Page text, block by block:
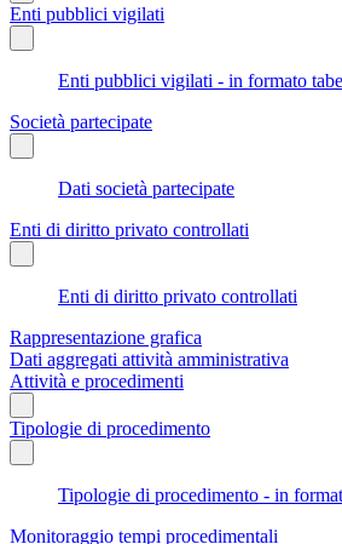
Enti pubblici vigilati
Enti pubblici vigilati - in formato
Società partecipate
Dati società partecipate
Enti di diritto privato controllati
Enti di diritto privato controllati
Rappresentazione grafica
Dati aggregati attività amministrativa
Attività e procedimenti
Tipologie di procedimento
Tipologie di procedimento - in
Monitoraggio tempi procedimentali